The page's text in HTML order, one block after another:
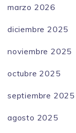
marzo 2026
diciembre 2025
noviembre 2025
octubre 2025
septiembre 2025
agosto 2025